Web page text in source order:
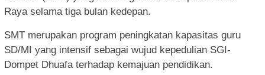
Raya selama tiga bulan kedepan.
SMT merupakan program peningkatan kapasitas guru
SD/MI yang intensif sebagai wujud kepedulian SGI-
Dompet Dhuafa terhadap kemajuan pendidikan.